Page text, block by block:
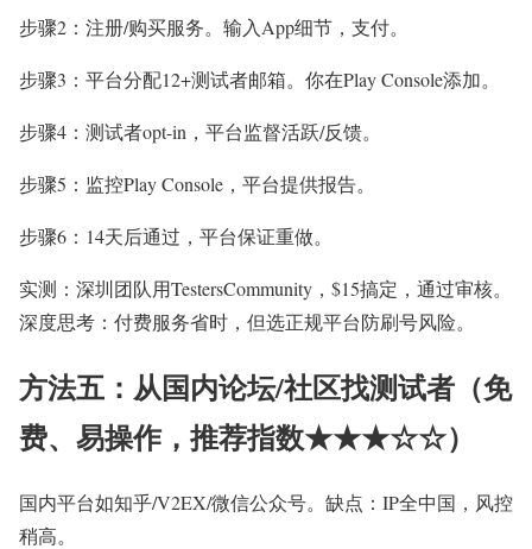
步骤2：注册/购买服务。输入App细节，支付。
步骤3：平台分配12+测试者邮箱。你在Play Console添加。
步骤4：测试者opt-in，平台监督活跃/反馈。
步骤5：监控Play Console，平台提供报告。
步骤6：14天后通过，平台保证重做。
实测：深圳团队用TestersCommunity，$15搞定，通过审核。
深度思考：付费服务省时，但选正规平台防刷号风险。
方法五：从国内论坛/社区找测试者（免
费、易操作，推荐指数★★★☆☆）
国内平台如知乎/V2EX/微信公众号。缺点：IP全中国，风控
稍高。